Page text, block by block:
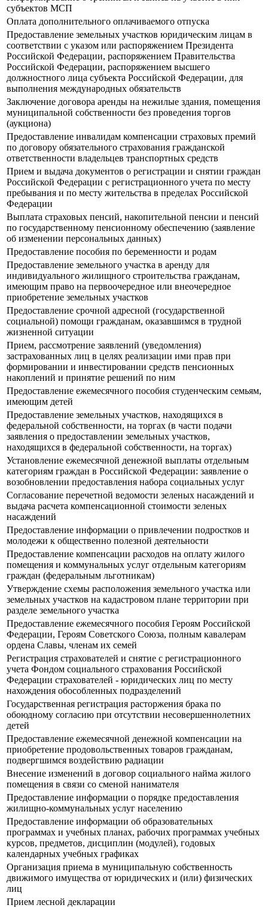
субъектов МСП
Оплата дополнительного оплачиваемого отпуска
Предоставление земельных участков юридическим лицам в
соответствии с указом или распоряжением Президента
Российской Федерации, распоряжением Правительства
Российской Федерации, распоряжением высшего
должностного лица субъекта Российской Федерации, для
выполнения международных обязательств
Заключение договора аренды на нежилые здания, помещения
муниципальной собственности без проведения торгов
(аукциона)
Предоставление инвалидам компенсации страховых премий
по договору обязательного страхования гражданской
ответственности владельцев транспортных средств
Прием и выдача документов о регистрации и снятии граждан
Российской Федерации с регистрационного учета по месту
пребывания и по месту жительства в пределах Российской
Федерации
Выплата страховых пенсий, накопительной пенсии и пенсий
по государственному пенсионному обеспечению (заявление
об изменении персональных данных)
Предоставление пособия по беременности и родам
Предоставление земельного участка в аренду для
индивидуального жилищного строительства гражданам,
имеющим право на первоочередное или внеочередное
приобретение земельных участков
Предоставление срочной адресной (государственной
социальной) помощи гражданам, оказавшимся в трудной
жизненной ситуации
Прием, рассмотрение заявлений (уведомления)
застрахованных лиц в целях реализации ими прав при
формировании и инвестировании средств пенсионных
накоплений и принятие решений по ним
Предоставление ежемесячного пособия студенческим семьям,
имеющим детей
Предоставление земельных участков, находящихся в
федеральной собственности, на торгах (в части подачи
заявления о предоставлении земельных участков,
находящихся в федеральной собственности, на торгах)
Установление ежемесячной денежной выплаты отдельным
категориям граждан в Российской Федерации: заявление о
возобновлении предоставления набора социальных услуг
Согласование перечетной ведомости зеленых насаждений и
выдача расчета компенсационной стоимости зеленых
насаждений
Предоставление информации о привлечении подростков и
молодежи к общественно полезной деятельности
Предоставление компенсации расходов на оплату жилого
помещения и коммунальных услуг отдельным категориям
граждан (федеральным льготникам)
Утверждение схемы расположения земельного участка или
земельных участков на кадастровом плане территории при
разделе земельного участка
Предоставление ежемесячного пособия Героям Российской
Федерации, Героям Советского Союза, полным кавалерам
ордена Славы, членам их семей
Регистрация страхователей и снятие с регистрационного
учета Фондом социального страхования Российской
Федерации страхователей - юридических лиц по месту
нахождения обособленных подразделений
Государственная регистрация расторжения брака по
обоюдному согласию при отсутствии несовершеннолетних
детей
Предоставление ежемесячной денежной компенсации на
приобретение продовольственных товаров гражданам,
подвергшимся воздействию радиации
Внесение изменений в договор социального найма жилого
помещения в связи со сменой нанимателя
Предоставление информации о порядке предоставления
жилищно-коммунальных услуг населению
Предоставление информации об образовательных
программах и учебных планах, рабочих программах учебных
курсов, предметов, дисциплин (модулей), годовых
календарных учебных графиках
Организация приема в муниципальную собственность
движимого имущества от юридических и (или) физических
лиц
Прием лесной декларации